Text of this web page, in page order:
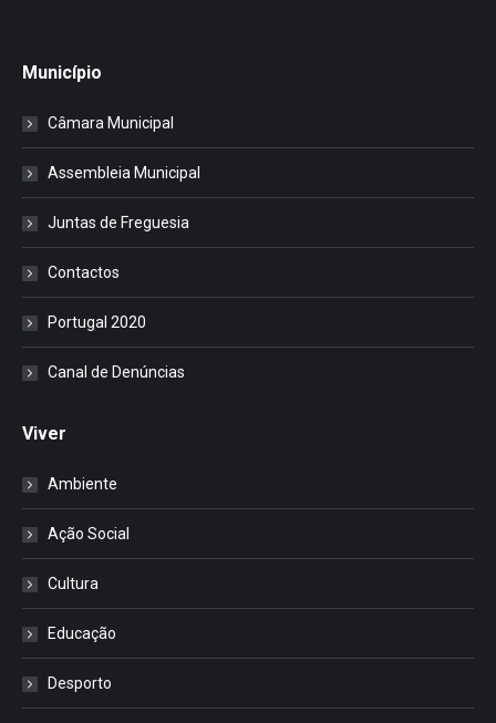
Município
Câmara Municipal
Assembleia Municipal
Juntas de Freguesia
Contactos
Portugal 2020
Canal de Denúncias
Viver
Ambiente
Ação Social
Cultura
Educação
Desporto